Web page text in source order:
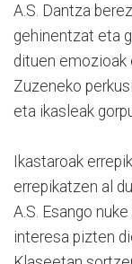
A.S. Dantza
gehinentzat eta
dituen emozioak
Zuzeneko
eta ikasleak
Ikastaroak
errepikatzen al
A.S. Esango
interesa pizten